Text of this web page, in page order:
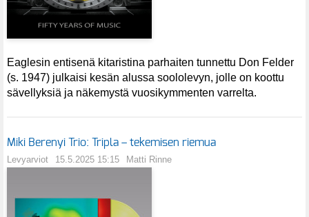
Eaglesin entisenä kitaristina parhaiten tunnettu Don Felder
(s. 1947) julkaisi kesän alussa soololevyn, jolle on koottu
sävellyksiä ja näkemystä vuosikymmenten varrelta.
Miki Berenyi Trio: Tripla – tekemisen riemua
Levyarviot 15.5.2025 15:15 Matti Rinne